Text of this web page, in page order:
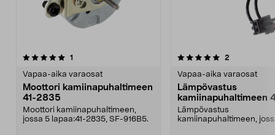
1
Vapaa-aika varaosat
Moottori kamiinapuhaltimeen
41-2835
Moottori kamiinapuhaltimeen,
jossa 5 lapaa:41-2835, SF-916B5.
5.0viidestä
2
Vapaa-aika varaosat
Lämpövastus
kamiinapuhaltimeen
Lämpövastus
kamiinapuhaltimeen,